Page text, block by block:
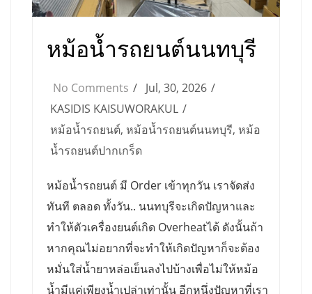
หม้อน้ำรถยนต์นนทบุรี
No Comments
Jul, 30, 2026
KASIDIS KAISUWORAKUL
หม้อน้ำรถยนต์, หม้อน้ำรถยนต์นนทบุรี, หม้อ
น้ำรถยนต์ปากเกร็ด
หม้อน้ำรถยนต์ มี Order เข้าทุกวัน เราจัดส่ง
ทันที ตลอด ทั้งวัน.. นนทบุรีจะเกิดปัญหาและ
ทำให้ตัวเครื่องยนต์เกิด Overheatได้ ดังนั้นถ้า
หากคุณไม่อยากที่จะทำให้เกิดปัญหาก็จะต้อง
หมั่นใส่น้ำยาหล่อเย็นลงไปบ้างเพื่อไม่ให้หม้อ
น้ำมีแค่เพียงน้ำเปล่าเท่านั้น อีกหนึ่งปัญหาที่เรา